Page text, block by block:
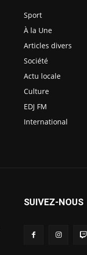
Sport
À la Une
Articles divers
Société
Actu locale
Culture
EDJ FM
International
SUIVEZ-NOUS